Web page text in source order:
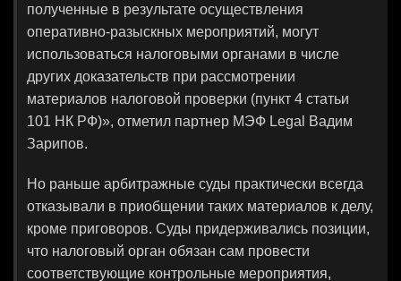
полученные в результате осуществления
оперативно-разыскных мероприятий, могут
использоваться налоговыми органами в числе
других доказательств при рассмотрении
материалов налоговой проверки (пункт 4 статьи
101 НК РФ)», отметил партнер МЭФ Legal Вадим
Зарипов.
Но раньше арбитражные суды практически всегда
отказывали в приобщении таких материалов к делу,
кроме приговоров. Суды придерживались позиции,
что налоговый орган обязан сам провести
соответствующие контрольные мероприятия,